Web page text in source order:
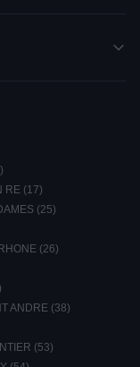
RE (17)
(25)
(26)
ANDRE (38)
(53)